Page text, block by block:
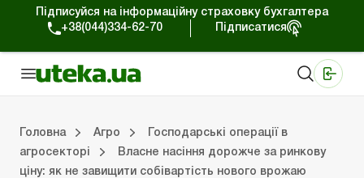
Підписуйся на інформаційну страховку бухгалтера
+38(044)334-62-70
Підписатися
Головна Агро
Господарські операції в
агросекторі
Власне насіння дорожче за ринкову
ціну: як не завищити собівартість нового врожаю